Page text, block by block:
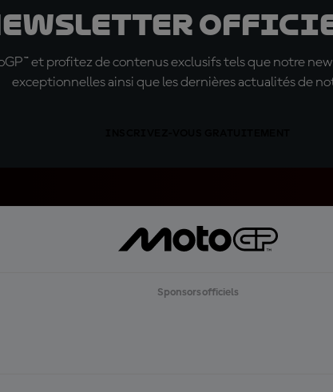
et profitez de contenus exclusifs tels que notre
exceptionnelles ainsi que les dernières actualités de
Sponsors officiels